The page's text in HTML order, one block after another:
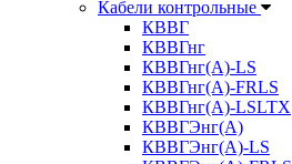
Кабели контрольные
КВВГ
КВВГнг
КВВГнг(А)-LS
КВВГнг(А)-FRLS
КВВГнг(А)-LSLTX
КВВГЭнг(А)
КВВГЭнг(А)-LS